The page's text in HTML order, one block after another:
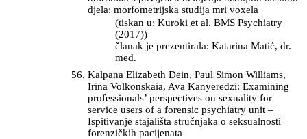
djela: morfometrijska studija mri voxela
(tiskan u: Kuroki et al. BMS Psychiatry
(2017))
članak je prezentirala: Katarina Matić, dr.
med.
Kalpana Elizabeth Dein, Paul Simon Williams,
Irina Volkonskaia, Ava Kanyeredzi: Examining
professionals’ perspectives on sexuality for
service users of a forensic psychiatry unit –
Ispitivanje stajališta stručnjaka o seksualnosti
forenzičkih pacijenata